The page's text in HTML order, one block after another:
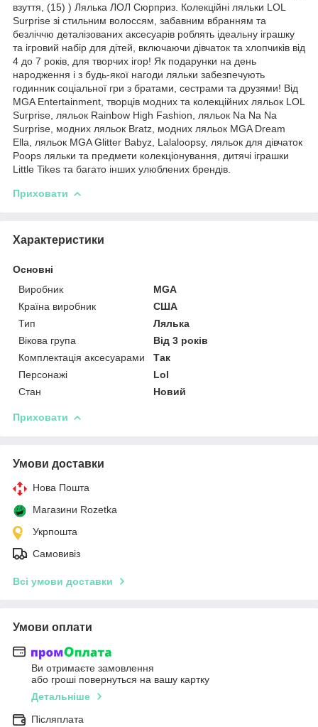
взуття, (15) ) Лялька ЛОЛ Сюрприз. Колекційні ляльки LOL
Surprise зі стильним волоссям, забавним вбранням та
безліччю деталізованих аксесуарів роблять ідеальну іграшку
та ігровий набір для дітей, включаючи дівчаток та хлопчиків від
4 до 7 років, для творчих ігор! Як подарунки на день
народження і з будь-якої нагоди ляльки забезпечують
годинник соціальної гри з братами, сестрами та друзями! Від
MGA Entertainment, творців модних та колекційних ляльок LOL
Surprise, ляльок Rainbow High Fashion, ляльок Na Na Na
Surprise, модних ляльок Bratz, модних ляльок MGA Dream
Ella, ляльок MGA Glitter Babyz, Lalaloopsy, ляльок для дівчаток
Poops ляльки та предмети колекціонування, дитячі іграшки
Little Tikes та багато інших улюблених брендів.
Приховати
Характеристики
Основні
Виробник
MGA
Країна виробник
США
Тип
Лялька
Вікова група
Від 3 років
Комплектація аксесуарами
Так
Персонажі
Lol
Стан
Новий
Приховати
Умови доставки
Нова Пошта
Магазини Rozetka
Укрпошта
Самовивіз
Всі умови доставки
Умови оплати
Ви отримаєте замовлення
або гроші повернуться на вашу картку
Детальніше
Післяплата